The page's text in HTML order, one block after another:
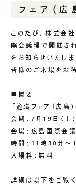
コンセプト
SERVICE
J's Works ERP
クラウドソリューシ
受託開発
生成AIソリューショ
公開事例
フェア（広
このたび、株式会社
際会議場で開催され
をお知らせいたしま
皆様のご来場をお待
■概要
「適職フェア（広島）
会期：7月19日（土）
会場：広島国際会議
時間：11時30分〜
入場料：無料
詳細は以下をご覧く